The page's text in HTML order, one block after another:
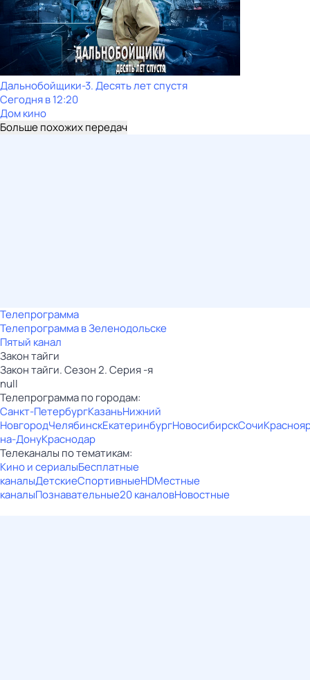
Дальнобойщики-3. Десять лет спустя
Сегодня в 12:20
Дом кино
Больше похожих передач
Телепрограмма
Телепрограмма в Зеленодольске
Пятый канал
Закон тайги
Закон тайги. Сезон 2. Серия -я
null
Телепрограмма по городам:
Санкт-ПетербургКазаньНижний
НовгородЧелябинскЕкатеринбургНовосибирскСочи
на-ДонуКраснодар
Телеканалы по тематикам:
Кино и сериалыБесплатные
каналыДетскиеСпортивныеHDМестные
каналыПознавательные20 каналовНовостные